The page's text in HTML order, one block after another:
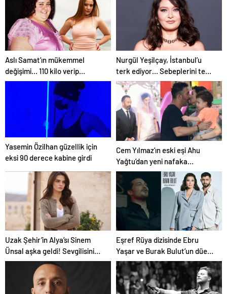
madde içeriyor…
Aslı Samat’ın mükemmel
değişimi… 110 kilo verip
bambaşka biri oldu
Nurgül Yeşilçay, İstanbul’u
terk ediyor… Sebeplerini tek
tek anlattı
Yasemin Özilhan güzellik için
eksi 90 derece kabine girdi
Cem Yılmaz’ın eski eşi Ahu
Yağtu’dan yeni nafaka
açıklaması: “O iş sonuçlandı”
Uzak Şehir’in Alya’sı Sinem
Ünsal aşka geldi! Sevgilisinin
doğum gününü kutladı
Eşref Rüya dizisinde Ebru
Yaşar ve Burak Bulut’un düet
parçası ‘Kehribar’ rüzgarı